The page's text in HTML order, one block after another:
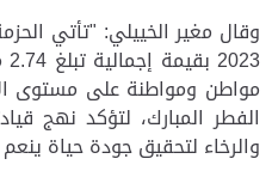
وقال مغير الخييلي: "تأتي
مواطن ومواطنة على مستوى
الفطر المبارك، لتؤكد نهج
والرخاء لتحقيق جودة حياة